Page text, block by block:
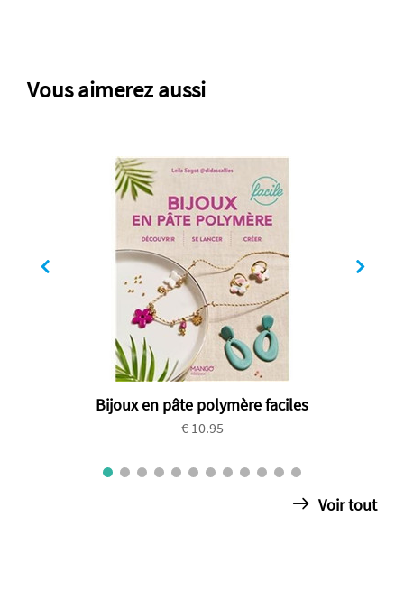
Vous aimerez aussi
Bijoux en pâte polymère faciles
€ 10.95
Voir tout